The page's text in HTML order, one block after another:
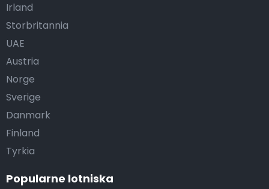
Irland
Storbritannia
UAE
Austria
Norge
Sverige
Danmark
Finland
Tyrkia
Popularne lotniska